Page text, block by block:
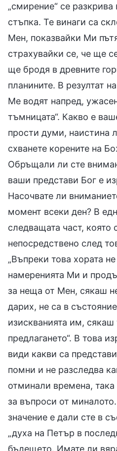
„смирение“ се разкрива
стъпка. Те винаги са
Мен, показвайки Ми
страхувайки се, че ще
ще бродя в древните
планините. В резултат
Ме водят напред,
тъмницата“. Какво е
прости думи, наистина
схванете корените на
Обръщали ли сте
ваши представи Бог е
Насочвате ли
момент всеки ден? В
следващата част, която
непосредствено след
„Въпреки това хората
намеренията Ми и
за неща от Мен, сякаш
дарих, не са в
изискванията им,
предлагането“. В това
види какви са
помни и не разследва
отминали времена,
за въпроси от
значение е дали сте в
„духа на Петър в
бъдещето. Имате ли